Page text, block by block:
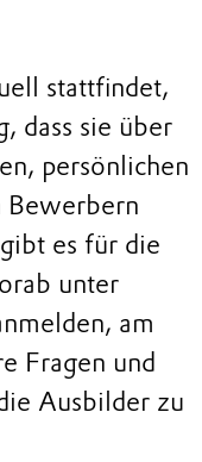
stattfindet,
dass sie über
persönlichen
Bewerbern
es für die
unter
am
Fragen und
Ausbilder zu